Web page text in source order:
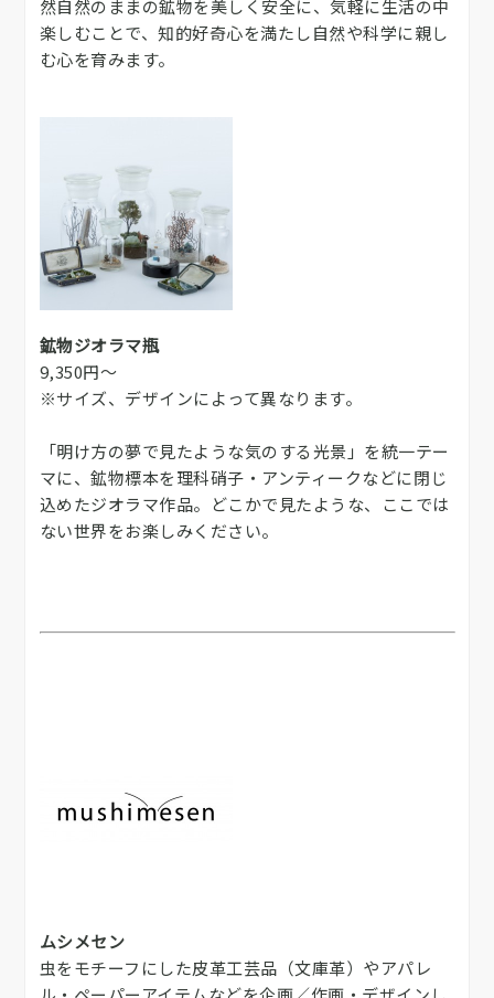
然自然のままの鉱物を美しく安全に、気軽に生活の中
楽しむことで、知的好奇心を満たし自然や科学に親し
む心を育みます。
鉱物ジオラマ瓶
9,350円～
※サイズ、デザインによって異なります。
「明け方の夢で見たような気のする光景」を統一テー
マに、鉱物標本を理科硝子・アンティークなどに閉じ
込めたジオラマ作品。どこかで見たような、ここでは
ない世界をお楽しみください。
ムシメセン
虫をモチーフにした皮革工芸品（文庫革）やアパレ